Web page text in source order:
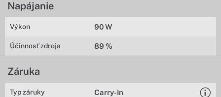
Napájanie
Výkon 90 W
Účinnosť zdroja 89 %
Záruka
Typ záruky Carry-In